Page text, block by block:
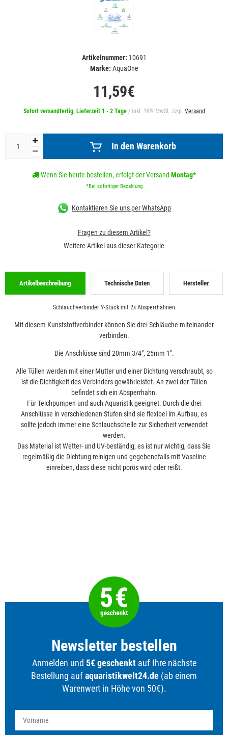
Artikelnummer: 10691
Marke: AquaOne
11,59€
Sofort versandfertig, Lieferzeit 1 - 2 Tage / inkl. 19% MwSt. zzgl. Versand
In den Warenkorb
Wenn Sie heute bestellen, erfolgt der Versand Montag*
*Bei sofortiger Bezahlung
Kontaktieren Sie uns per WhatsApp
Fragen zu diesem Artikel?
Weitere Artikel aus dieser Kategorie
Artikelbeschreibung Technische Daten Hersteller
Schlauchverbinder Y-Stück mit 2x Absperrhähnen
Mit diesem Kunststoffverbinder können Sie drei Schläuche miteinander
verbinden.
Die Anschlüsse sind 20mm 3/4", 25mm 1".
Alle Tüllen werden mit einer Mutter und einer Dichtung verschraubt, so
ist die Dichtigkeit des Verbinders gewährleistet. An zwei der Tüllen
befindet sich ein Absperrhahn.
Für Teichpumpen und auch Aquaristik geeignet. Durch die drei
Anschlüsse in verschiedenen Stufen sind sie flexibel im Aufbau, es
sollte jedoch immer eine Schlauchschelle zur Sicherheit verwendet
werden.
Das Material ist Wetter- und UV-beständig, es ist nur wichtig, dass Sie
regelmäßig die Dichtung reinigen und gegebenefalls mit Vaseline
einreiben, dass diese nicht porös wird oder reißt.
Newsletter bestellen
Anmelden und 5€ geschenktauf Ihre nächste
Bestellung aufaquaristikwelt24.de (ab einem
Warenwert in Höhe von 50€).